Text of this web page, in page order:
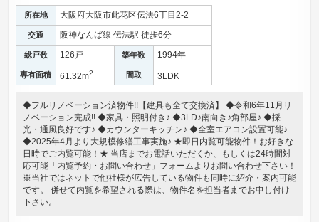
所在地 大阪府大阪市此花区伝法6丁目2-2
交通 阪神なんば線 伝法駅 徒歩6分
総戸数 126戸 築年数 1994年
専有面積 61.32m2 間取 3LDK
◆フルリノベーション済物件!!【建具も全て交換済】 ◆令和6年11月リ
ノベーション完成!! ◆家具・照明付き♪ ◆3LD♪南向き♪角部屋♪ ◆採
光・通風良好です♪ ◆カウンターキッチン♪ ◆全室エアコン設置可能♪
◆2025年4月より大規模修繕工事実施♪ ★即日内覧可能物件！お好きな
日時でご内覧可能！★ 当店までお電話いただくか、もしくは24時間対
応可能「内覧予約・お問い合わせ」フォームよりお問い合わせ下さい！
※当社ではネットで他社様が広告している物件も同時に紹介・案内可能
です。 併せて内覧を希望される際は、物件名を担当者までお申し付け
下さい。